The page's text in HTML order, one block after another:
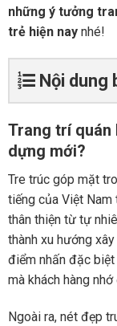
những ý tưởng
trẻ hiện nay nhé!
Nội dung
Trang trí quán
dựng mới?
Tre trúc góp mặt
tiếng của Việt
thân thiện từ tự
thành xu hướng
điểm nhấn đặc
mà khách hàng nhớ
Ngoài ra, nét đẹp